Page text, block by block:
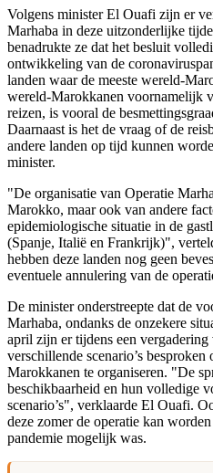
Volgens minister El Ouafi zijn er
Marhaba in deze uitzonderlijke
benadrukte ze dat het besluit
ontwikkeling van de
landen waar de meeste wereld-
wereld-Marokkanen voornamelijk
reizen, is vooral de
Daarnaast is het de vraag of de
andere landen op tijd kunnen
minister.
"De organisatie van Operatie
Marokko, maar ook van andere
epidemiologische situatie in de
(Spanje, Italië en Frankrijk)",
hebben deze landen nog geen
eventuele annulering van de
De minister onderstreepte dat de
Marhaba, ondanks de onzekere
april zijn er tijdens een vergadering
verschillende scenario’s
Marokkanen te organiseren. "De
beschikbaarheid en hun volledige
scenario’s", verklaarde El Ouafi.
deze zomer de operatie kan
pandemie mogelijk was.